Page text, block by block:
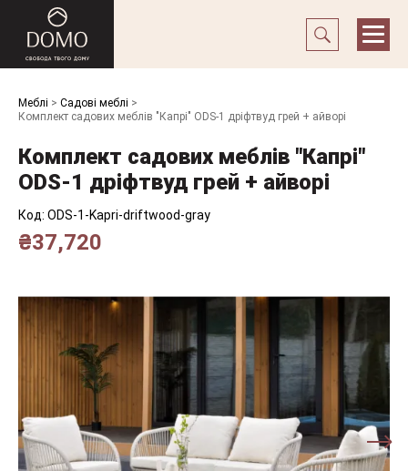
Меблі > Садові меблі >
Комплект садових меблів "Капрі" ODS-1 дріфтвуд грей + айворі
Комплект садових меблів "Капрі"
ODS-1 дріфтвуд грей + айворі
Код: ODS-1-Kapri-driftwood-gray
₴37,720